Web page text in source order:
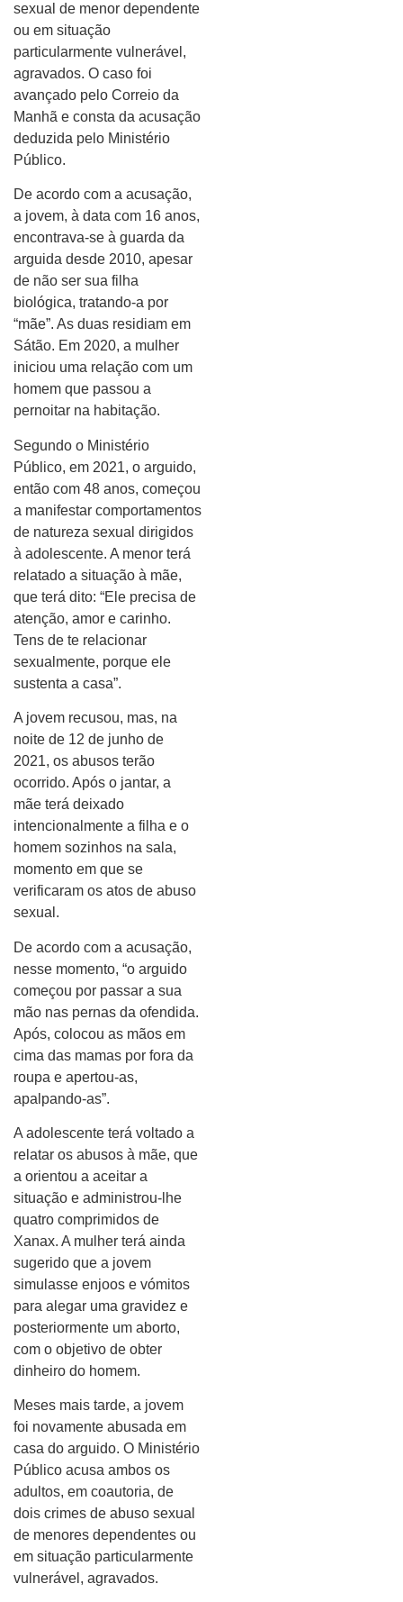
sexual de menor dependente
ou em situação
particularmente vulnerável,
agravados. O caso foi
avançado pelo Correio da
Manhã e consta da acusação
deduzida pelo Ministério
Público.
De acordo com a acusação,
a jovem, à data com 16 anos,
encontrava-se à guarda da
arguida desde 2010, apesar
de não ser sua filha
biológica, tratando-a por
“mãe”. As duas residiam em
Sátão. Em 2020, a mulher
iniciou uma relação com um
homem que passou a
pernoitar na habitação.
Segundo o Ministério
Público, em 2021, o arguido,
então com 48 anos, começou
a manifestar comportamentos
de natureza sexual dirigidos
à adolescente. A menor terá
relatado a situação à mãe,
que terá dito: “Ele precisa de
atenção, amor e carinho.
Tens de te relacionar
sexualmente, porque ele
sustenta a casa”.
A jovem recusou, mas, na
noite de 12 de junho de
2021, os abusos terão
ocorrido. Após o jantar, a
mãe terá deixado
intencionalmente a filha e o
homem sozinhos na sala,
momento em que se
verificaram os atos de abuso
sexual.
De acordo com a acusação,
nesse momento, “o arguido
começou por passar a sua
mão nas pernas da ofendida.
Após, colocou as mãos em
cima das mamas por fora da
roupa e apertou-as,
apalpando-as”.
A adolescente terá voltado a
relatar os abusos à mãe, que
a orientou a aceitar a
situação e administrou-lhe
quatro comprimidos de
Xanax. A mulher terá ainda
sugerido que a jovem
simulasse enjoos e vómitos
para alegar uma gravidez e
posteriormente um aborto,
com o objetivo de obter
dinheiro do homem.
Meses mais tarde, a jovem
foi novamente abusada em
casa do arguido. O Ministério
Público acusa ambos os
adultos, em coautoria, de
dois crimes de abuso sexual
de menores dependentes ou
em situação particularmente
vulnerável, agravados.